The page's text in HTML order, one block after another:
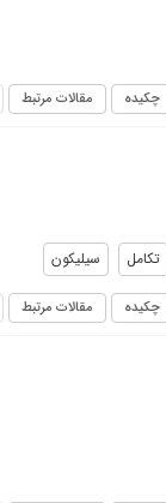
چکیده مقالات مرتبط
تکامل سیلیکون
چکیده مقالات مرتبط